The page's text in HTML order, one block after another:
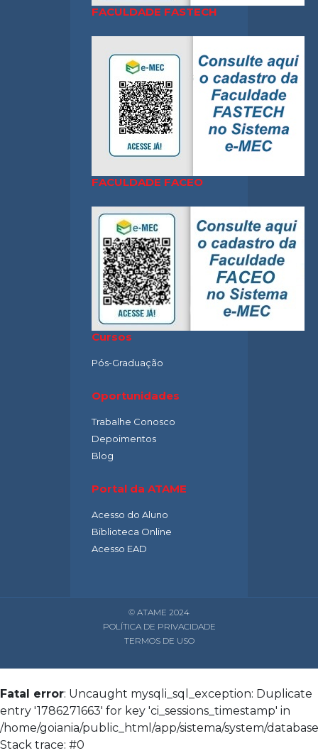
FACULDADE FASTECH
FACULDADE FACEO
Cursos
Pós-Graduação
Oportunidades
Trabalhe Conosco
Depoimentos
Blog
Portal da ATAME
Acesso do Aluno
Biblioteca Online
Acesso EAD
© ATAME 2024
POLÍTICA DE PRIVACIDADE
TERMOS DE USO
Fatal error: Uncaught mysqli_sql_exception: Duplicate
entry '1786271663' for key 'ci_sessions_timestamp' in
/home/goiania/public_html/app/sistema/system/
Stack trace: #0